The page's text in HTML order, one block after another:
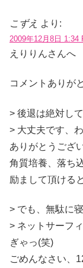
こずえ より:
2009年12月8日 1:34
えりりんさんへ
コメントありが
> 後退は絶対し
> 大丈夫です、
ありがとうござ
角質培養、落ち
励まして頂ける
> でも、無駄に
> ネットサーフ
ぎゃっ(笑)
ごめんなさい、